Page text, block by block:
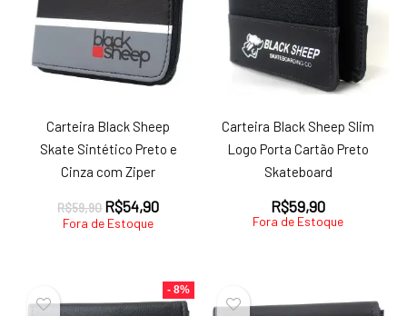
Carteira Black Sheep
Skate Sintético Preto e
Cinza com Ziper
R$59,90 O
preço
R$54,90O
R$54,90.
Fora de Estoque
Carteira Black Sheep Slim
Logo Porta Cartão Preto
Skateboard
R$59,90
Fora de Estoque
- 8%